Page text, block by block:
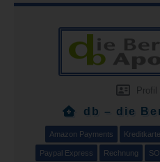
Profil
db – die
Amazon Payments Kreditkarte
Paypal Express Rechnung